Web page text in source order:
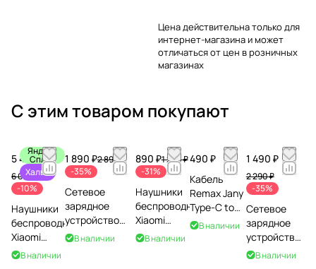
Цена действительна только для
интернет-магазина и может
отличаться от цен в розничных
магазинах
С этим товаром покупают
Яндекс
Сплит
Халва
5 490 ₽
6 090 ₽
-10%
Наушники
беспроводные
Xiaomi
REDMI
В наличии
1 890 ₽2 890 ₽
-35%
Сетевое
зарядное
устройство
Xiaomi 90W
В наличии
890 ₽1 290 ₽
-31%
Наушники
беспроводные
Xiaomi
Redmi Buds
В наличии
490 ₽
Кабель
Remax Jany
Type-C to
Lightning,
В наличии
1 490 ₽
2 290 ₽
-35%
Сетевое
зарядное
устройство
Xiaomi Mi
В наличии